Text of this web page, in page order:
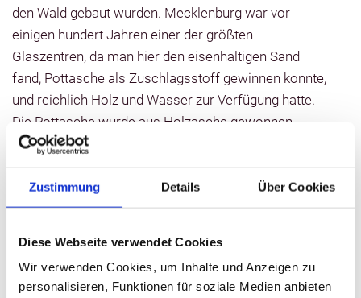
Zustimmung Details Über Cookies
Diese Webseite verwendet Cookies
Wir verwenden Cookies, um Inhalte und Anzeigen zu
personalisieren, Funktionen für soziale Medien anbieten
den Wald gebaut wurden. Mecklenburg war vor
einigen hundert Jahren einer der größten
Glaszentren, da man hier den eisenhaltigen Sand
fand, Pottasche als Zuschlagsstoff gewinnen konnte,
und reichlich Holz und Wasser zur Verfügung hatte.
Die Pottasche wurde aus Holzasche gewonnen,
wobei durch Auslaugen und ausglühende Holzasche
nur eine geringe Menge des ursprünglichen
Volumens (etwa ein Tausendstel) gewonnen werden
konnte. Die meiste Energie, die bei der
Prozent - ging auf die Pottaschenherstellung zurück.
Je nach Art und Zustand waren ein bis drei